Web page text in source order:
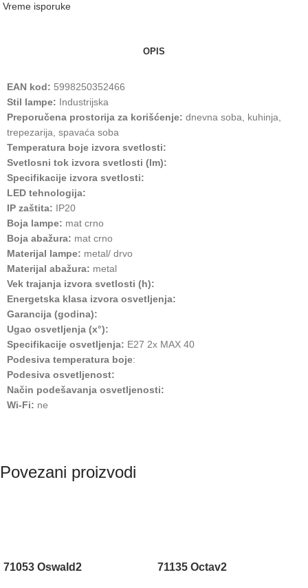
Vreme isporuke
OPIS
EAN kod: 5998250352466
Stil lampe: Industrijska
Preporučena prostorija za korišćenje: dnevna soba, kuhinja,
trepezarija, spavaća soba
Temperatura boje izvora svetlosti:
Svetlosni tok izvora svetlosti (lm):
Specifikacije izvora svetlosti:
LED tehnologija:
IP zaštita: IP20
Boja lampe: mat crno
Boja abažura: mat crno
Materijal lampe: metal/ drvo
Materijal abažura: metal
Vek trajanja izvora svetlosti (h):
Energetska klasa izvora osvetljenja:
Garancija (godina):
Ugao osvetljenja (x°):
Specifikacije osvetljenja: E27 2x MAX 40
Podesiva temperatura boje:
Podesiva osvetljenost:
Način podešavanja osvetljenosti:
Wi-Fi: ne
Povezani proizvodi
71053 Oswald2 71135 Octav2